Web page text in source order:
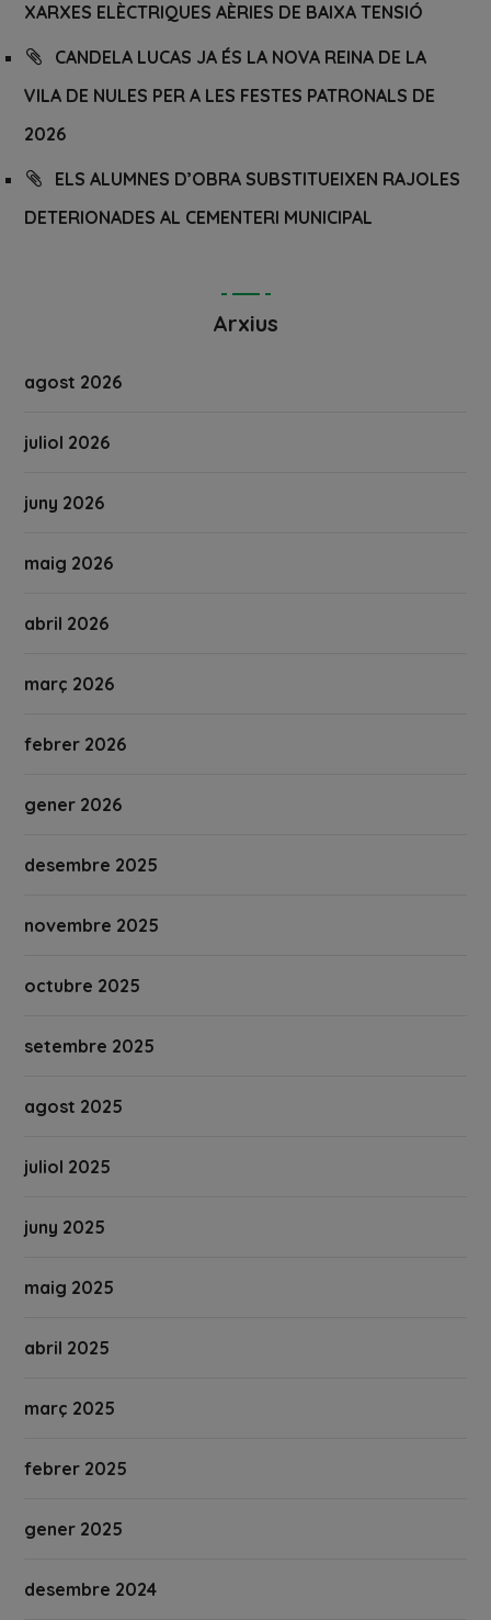
XARXES ELÈCTRIQUES AÈRIES DE BAIXA TENSIÓ
CANDELA LUCAS JA ÉS LA NOVA REINA DE LA
VILA DE NULES PER A LES FESTES PATRONALS DE
2026
ELS ALUMNES D’OBRA SUBSTITUEIXEN RAJOLES
DETERIONADES AL CEMENTERI MUNICIPAL
Arxius
agost 2026
juliol 2026
juny 2026
maig 2026
abril 2026
març 2026
febrer 2026
gener 2026
desembre 2025
novembre 2025
octubre 2025
setembre 2025
agost 2025
juliol 2025
juny 2025
maig 2025
abril 2025
març 2025
febrer 2025
gener 2025
desembre 2024